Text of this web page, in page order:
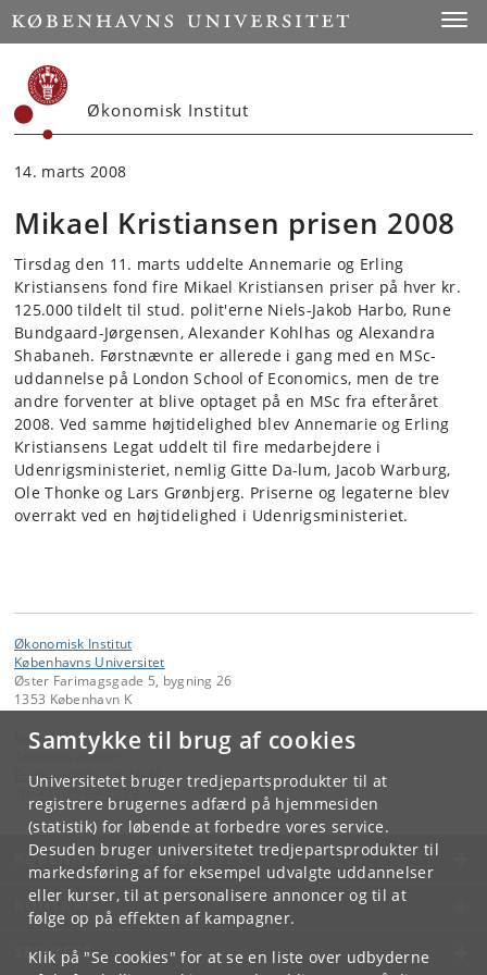
Samtykke til brug af cookies
Universitetet bruger tredjepartsprodukter til at
registrere brugernes adfærd på hjemmesiden
(statistik) for løbende at forbedre vores service.
Desuden bruger universitetet tredjepartsprodukter til
markedsføring af for eksempel udvalgte uddannelser
eller kurser, til at personalisere annoncer og til at
følge op på effekten af kampagner.
Klik på "Se cookies" for at se en liste over udbyderne
Start
Økonomisk Institut
14. marts 2008
Mikael Kristiansen prisen 2008
Tirsdag den 11. marts uddelte Annemarie og Erling
Kristiansens fond fire Mikael Kristiansen priser på hver kr.
125.000 tildelt til stud. polit'erne Niels-Jakob Harbo, Rune
Bundgaard-Jørgensen, Alexander Kohlhas og Alexandra
Shabaneh. Førstnævnte er allerede i gang med en MSc-
uddannelse på London School of Economics, men de tre
andre forventer at blive optaget på en MSc fra efteråret
2008. Ved samme højtidelighed blev Annemarie og Erling
Kristiansens Legat uddelt til fire medarbejdere i
Udenrigsministeriet, nemlig Gitte Da-lum, Jacob Warburg,
Ole Thonke og Lars Grønbjerg. Priserne og legaterne blev
overrakt ved en højtidelighed i Udenrigsministeriet.
Økonomisk Institut
Københavns Universitet
Øster Farimagsgade 5, bygning 26
1353 København K
Kontakt:
Administrationen
Economics@econ. ku.dk
KØBENHAVNS UNIVERSITET
KONTAKT
SERVICES